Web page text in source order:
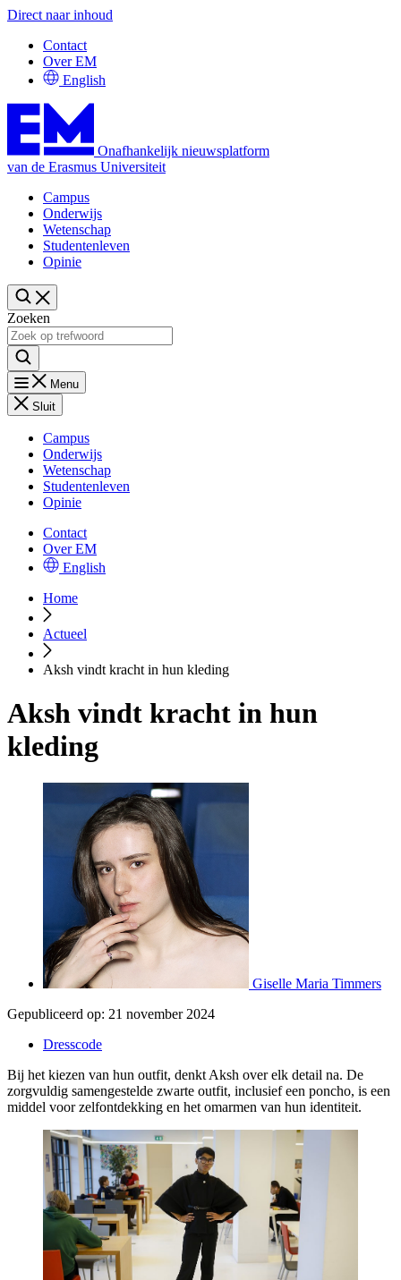
Direct naar inhoud
Contact
Over EM
English
Onafhankelijk nieuwsplatform
van de Erasmus Universiteit
Campus
Onderwijs
Wetenschap
Studentenleven
Opinie
Zoeken
Menu
Sluit
Campus
Onderwijs
Wetenschap
Studentenleven
Opinie
Contact
Over EM
English
Home
Actueel
Aksh vindt kracht in hun kleding
Aksh vindt kracht in hun
kleding
Giselle Maria Timmers
Gepubliceerd op: 21 november 2024
Dresscode
Bij het kiezen van hun outfit, denkt Aksh over elk detail na. De
zorgvuldig samengestelde zwarte outfit, inclusief een poncho, is een
middel voor zelfontdekking en het omarmen van hun identiteit.